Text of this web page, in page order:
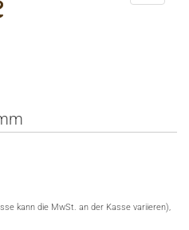
kann die MwSt. an der Kasse variieren),